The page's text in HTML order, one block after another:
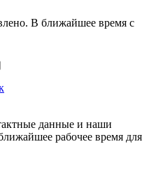
В ближайшее время с
данные и наши
рабочее время для